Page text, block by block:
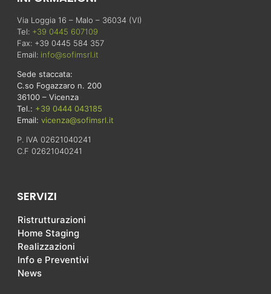
Via Loggia 16 – Malo – 36034 (VI)
Tel: +39 0445 607109
Fax: +39 0445 584 357
Email: info@sofimsrl.it
Sede staccata:
C.so Fogazzaro n. 200
36100 – Vicenza
Tel.: +39 0444 043185
Email:vicenza@sofimsrl.it
P. IVA 02621040241
C.F 02621040241
SERVIZI
Ristrutturazioni
Home Staging
Realizzazioni
Info e Preventivi
News